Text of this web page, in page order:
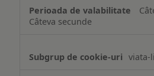
Câteva secunde
viata-